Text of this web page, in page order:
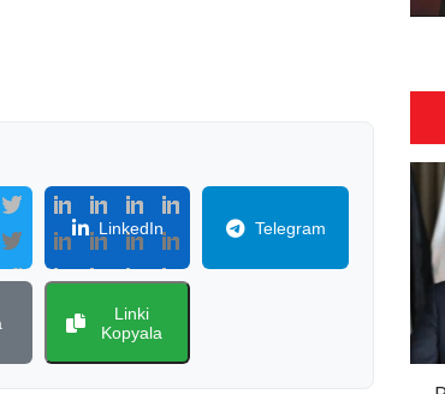
LinkedIn Telegram
Linki
Kopyala